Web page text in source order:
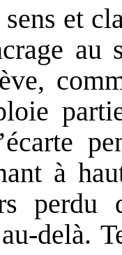
et
à
perdu
delà.